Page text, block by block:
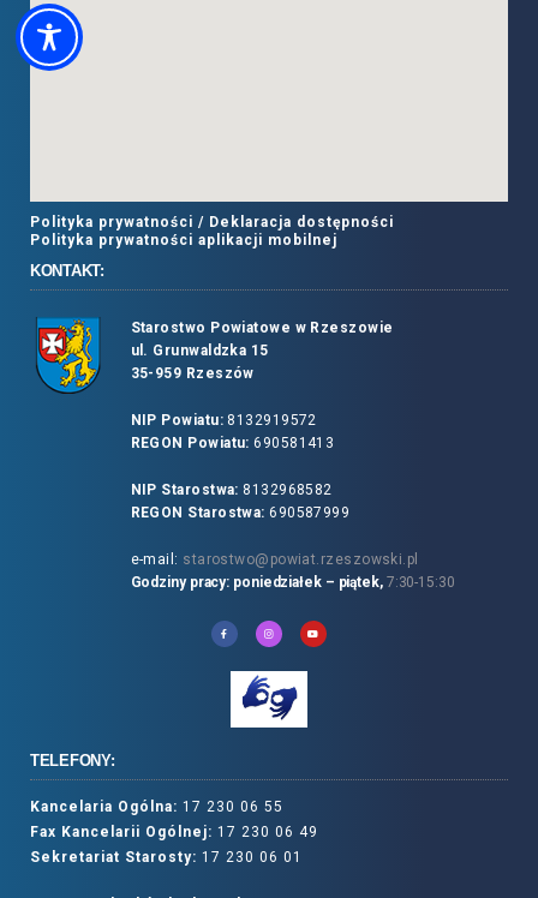
Polityka prywatności / Deklaracja dostępności
Polityka prywatności aplikacji mobilnej
KONTAKT:
Starostwo Powiatowe w Rzeszowie
ul. Grunwaldzka 15
35-959 Rzeszów
NIP Powiatu:8132919572
REGON Powiatu: 690581413
NIP Starostwa: 8132968582
REGON Starostwa: 690587999
e-mail: starostwo@powiat.rzeszowski.pl
Godziny pracy: poniedziałek – piątek, 7:30-15:30
TELEFONY:
Kancelaria Ogólna: 17 230 06 55
Fax Kancelarii Ogólnej: 17 230 06 49
Sekretariat Starosty: 17 230 06 01